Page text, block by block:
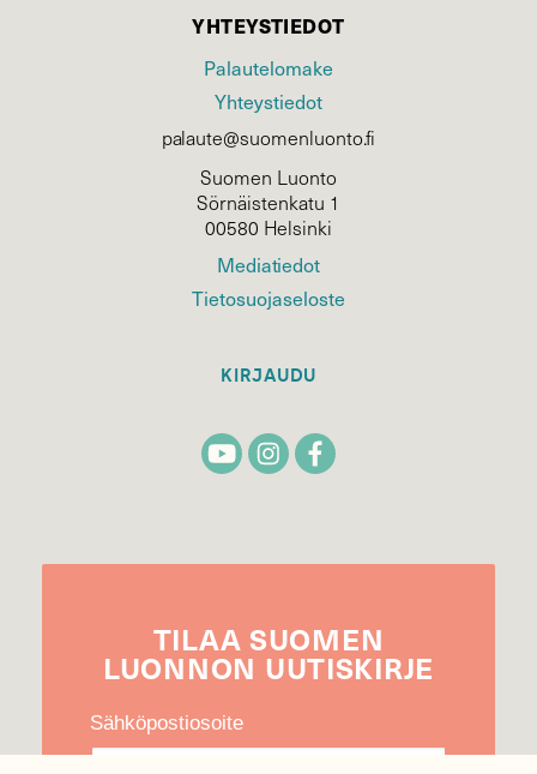
YHTEYSTIEDOT
Palautelomake
Yhteystiedot
palaute@suomenluonto.fi
Suomen Luonto
Sörnäistenkatu 1
00580 Helsinki
Mediatiedot
Tietosuojaseloste
KIRJAUDU
TILAA SUOMEN
LUONNON UUTIS­KIRJE
Sähköpostiosoite